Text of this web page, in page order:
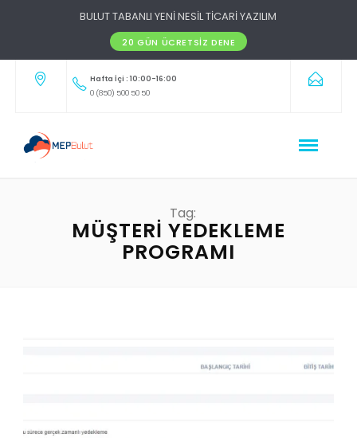
BULUT TABANLI YENİ NESİL TİCARİ YAZILIM
20 GÜN ÜCRETSIZ DENE
Hafta İçi : 10:00-16:00
0 (850) 500 50 50
Tag:
MÜŞTERI YEDEKLEME
PROGRAMI